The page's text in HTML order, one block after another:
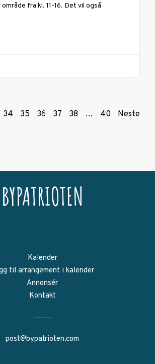
fra kl. 11-16. Det vil også
34 35 36 37 38 … 40 Neste
Kalender
til arrangement i kalender
Annonsér
Kontakt
post@bypatrioten.com